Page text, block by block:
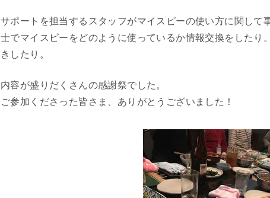
サポートを担当するスタッフがマイスピーの使い方に関して
士でマイスピーをどのように使っているか情報交換をしたり
きしたり。
内容が盛りだくさんの感謝祭でした。
ご参加くださった皆さま、ありがとうございました！